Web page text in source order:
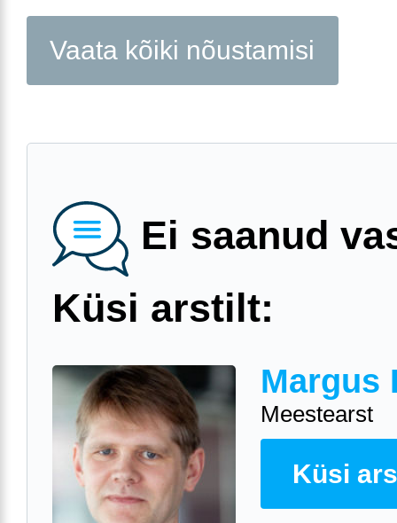
Vaata kõiki nõustamisi
Ei saanud
Küsi arstilt:
Margus
Meestearst
Küsi